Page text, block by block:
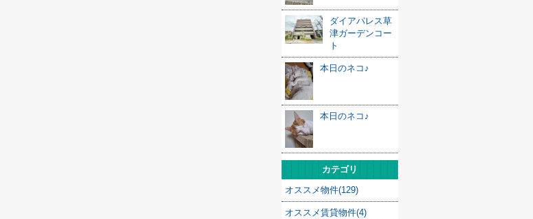
ダイアパレス草
津ガーデンコー
ト
本日のネコ♪
本日のネコ♪
カテゴリ
オススメ物件(129)
オススメ賃貸物件(4)